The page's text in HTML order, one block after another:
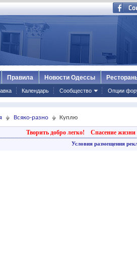
Календарь Сообщество Опции
Правила Новости Одессы
Всяко-разно Куплю
Творить добро легко! Спасение жизни
Условия размещения